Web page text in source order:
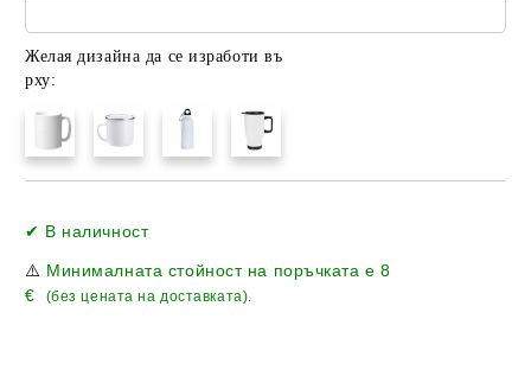
Желая дизайна да се изработи въ
рху:
✔ В наличност
⚠️ Минималната стойност на поръчката е8
€
(без цената на доставката).